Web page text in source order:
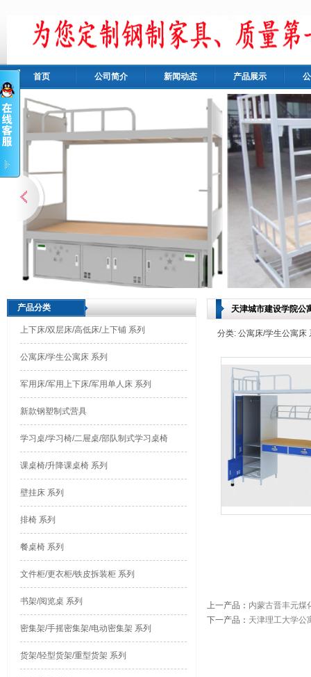
首页 公司简介 新闻动态 产品展示
产品分类
上下床/双层床/高低床/上下铺 系列
公寓床/学生公寓床 系列
军用床/军用上下床/军用单人床 系列
新款钢塑制式营具
学习桌/学习椅/二屉桌/部队制式学习桌椅
课桌椅/升降课桌椅 系列
壁挂床 系列
排椅 系列
餐桌椅 系列
文件柜/更衣柜/铁皮拆装柜 系列
书架/阅览桌 系列
密集架/手摇密集架/电动密集架 系列
货架/轻型货架/重型货架 系列
天津城市建设学院公
分类: 公寓床/学生公寓
上一产品 ： 内蒙古晋丰元煤
下一产品 ： 天津理工大学公